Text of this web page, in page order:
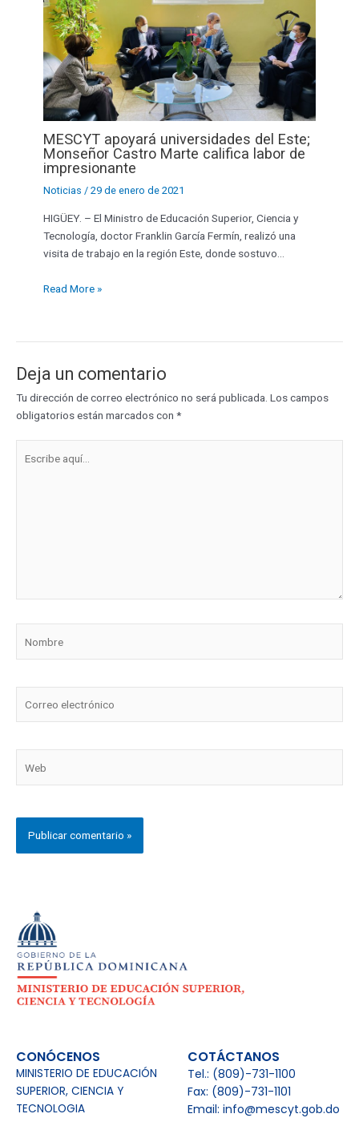
MESCYT apoyará universidades del Este;
Monseñor Castro Marte califica labor de
impresionante
Noticias /29 de enero de 2021
HIGÜEY. – El Ministro de Educación Superior, Ciencia y
Tecnología, doctor Franklin García Fermín, realizó una
visita de trabajo en la región Este, donde sostuvo…
Read More »
Deja un comentario
Tu dirección de correo electrónico no será publicada. Los campos
obligatorios están marcados con *
aquí...
electrónico
CONÓCENOS
MINISTERIO DE EDUCACIÓN
SUPERIOR, CIENCIA Y
TECNOLOGIA
COTÁCTANOS
Tel.: (809)-731-1100
Fax: (809)-731-1101
Email: info@mescyt.gob.do